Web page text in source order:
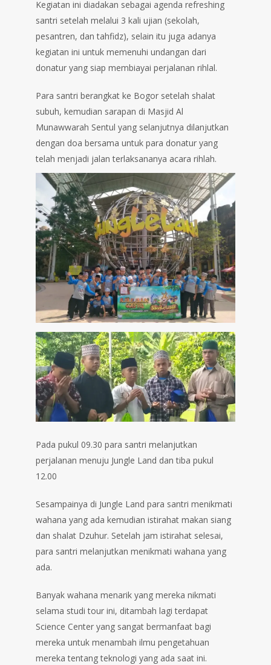
Kegiatan ini diadakan sebagai agenda refreshing
santri setelah melalui 3 kali ujian (sekolah,
pesantren, dan tahfidz), selain itu juga adanya
kegiatan ini untuk memenuhi undangan dari
donatur yang siap membiayai perjalanan rihlal.
Para santri berangkat ke Bogor setelah shalat
subuh, kemudian sarapan di Masjid Al
Munawwarah Sentul yang selanjutnya dilanjutkan
dengan doa bersama untuk para donatur yang
telah menjadi jalan terlaksananya acara rihlah.
Pada pukul 09.30 para santri melanjutkan
perjalanan menuju Jungle Land dan tiba pukul
12.00
Sesampainya di Jungle Land para santri menikmati
wahana yang ada kemudian istirahat makan siang
dan shalat Dzuhur. Setelah jam istirahat selesai,
para santri melanjutkan menikmati wahana yang
ada.
Banyak wahana menarik yang mereka nikmati
selama studi tour ini, ditambah lagi terdapat
Science Center yang sangat bermanfaat bagi
mereka untuk menambah ilmu pengetahuan
mereka tentang teknologi yang ada saat ini.